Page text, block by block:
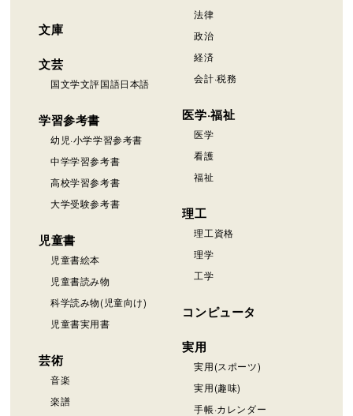
文庫
文芸
国文学文評国語日本語
学習参考書
幼児·小学学習参考書
中学学習参考書
高校学習参考書
大学受験参考書
児童書
児童書絵本
児童書読み物
科学読み物(児童向け)
児童書実用書
芸術
音楽
楽譜
法律
政治
経済
会計·税務
医学·福祉
医学
看護
福祉
理工
理工資格
理学
工学
コンピュータ
実用
実用(スポーツ)
実用(趣味)
手帳·カレンダー